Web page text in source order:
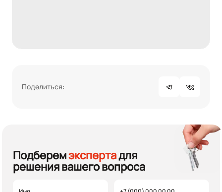
Поделиться:
Подберемэкспертадля
решения вашего вопроса